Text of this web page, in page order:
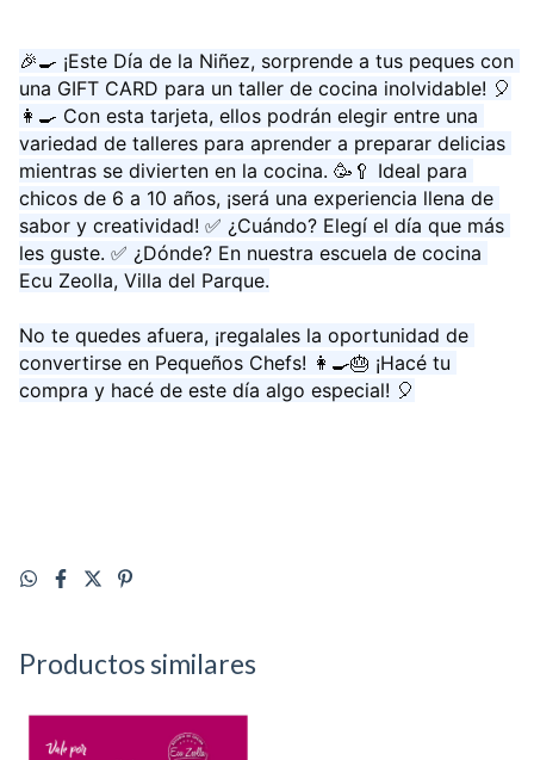
🎉🍳 ¡Este Día de la Niñez, sorprende a tus peques con
una GIFT CARD para un taller de cocina inolvidable! 🎈
👩‍🍳 Con esta tarjeta, ellos podrán elegir entre una
variedad de talleres para aprender a preparar delicias
mientras se divierten en la cocina. 🥳🥄 Ideal para
chicos de 6 a 10 años, ¡será una experiencia llena de
sabor y creatividad! ✅ ¿Cuándo? Elegí el día que más
les guste. ✅ ¿Dónde? En nuestra escuela de cocina
Ecu Zeolla, Villa del Parque.
No te quedes afuera, ¡regalales la oportunidad de
convertirse en Pequeños Chefs! 👩‍🍳🎂 ¡Hacé tu
compra y hacé de este día algo especial! 🎈
Productos similares